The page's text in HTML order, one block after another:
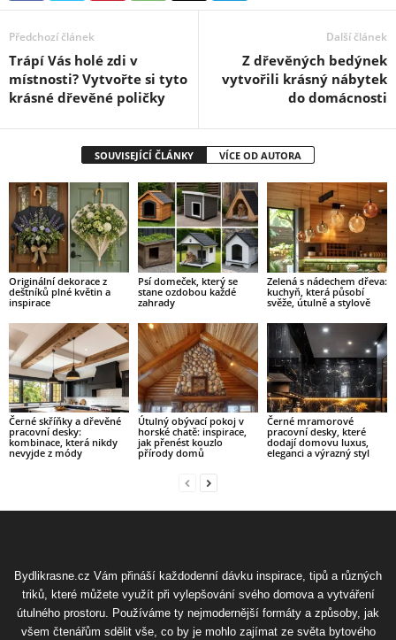
Předchozí článek
Trápí Vás holé zdi v
místnosti? Vytvořte si tyto
krásné dřevěné poličky
Další článek
Z dřevěných bedýnek
vytvořili krásný nábytek
do domácnosti
SOUVISEJÍCÍ ČLÁNKY VÍCE OD AUTORA
Originální dekorace z
deštníků plné květin a
inspirace
Psí domeček, který se
stane ozdobou každé
zahrady
Zelená s nádechem dřeva:
kuchyň, která působí
svěže, útulně a stylově
Černé skříňky a dřevěné
pracovní desky:
kombinace, která nikdy
nevyjde z módy
Útulný obývací pokoj v
horské chatě: inspirace,
jak přenést kouzlo
přírody domů
Černé mramorové
pracovní desky, které
dodají domovu luxus,
eleganci a výrazný styl
Bydlikrasne.cz Vám přináší každodenní dávku inspirace, tipů a různých
triků, které můžete využít při vylepšování svého domova a vytváření
útulného prostoru. Používáme ty nejmodernější formáty a způsoby, jak
všem čtenářům sdělit vše, co by je mohlo zajímat ze světa bytového